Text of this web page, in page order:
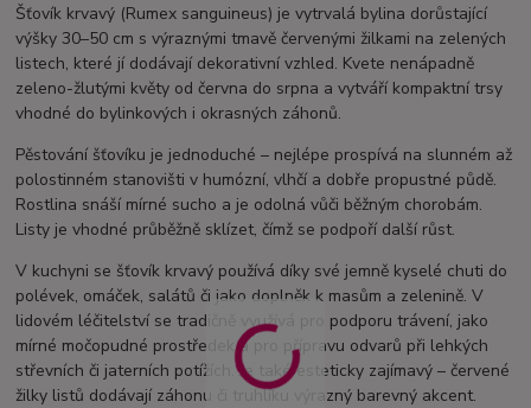
Šťovík krvavý (Rumex sanguineus) je vytrvalá bylina dorůstající
výšky 30–50 cm s výraznými tmavě červenými žilkami na zelených
listech, které jí dodávají dekorativní vzhled. Kvete nenápadně
zeleno-žlutými květy od června do srpna a vytváří kompaktní trsy
vhodné do bylinkových i okrasných záhonů.
Pěstování šťovíku je jednoduché – nejlépe prospívá na slunném až
polostinném stanovišti v humózní, vlhčí a dobře propustné půdě.
Rostlina snáší mírné sucho a je odolná vůči běžným chorobám.
Listy je vhodné průběžně sklízet, čímž se podpoří další růst.
V kuchyni se šťovík krvavý používá díky své jemně kyselé chuti do
polévek, omáček, salátů či jako doplněk k masům a zelenině. V
lidovém léčitelství se tradičně využívá pro podporu trávení, jako
mírné močopudné prostředek a pro přípravu odvarů při lehkých
střevních či jaterních potížích. Je také esteticky zajímavý – červené
žilky listů dodávají záhonu či truhlíku výrazný barevný akcent.